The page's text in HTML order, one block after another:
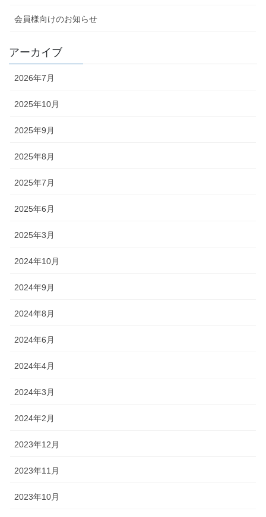
会員様向けのお知らせ
アーカイブ
2026年7月
2025年10月
2025年9月
2025年8月
2025年7月
2025年6月
2025年3月
2024年10月
2024年9月
2024年8月
2024年6月
2024年4月
2024年3月
2024年2月
2023年12月
2023年11月
2023年10月